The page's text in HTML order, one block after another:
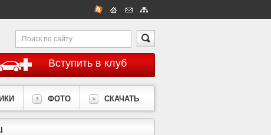
Вступить в клуб
ФОТО СКАЧАТЬ